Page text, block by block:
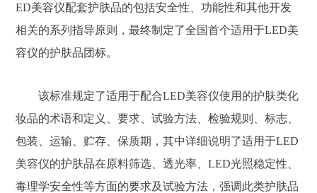
ED美容仪配套护肤品的包括安全性、功能性和其他开发
相关的系列指导原则，最终制定了全国首个适用于LED美
容仪的护肤品团标。
该标准规定了适用于配合LED美容仪使用的护肤类化
妆品的术语和定义、要求、试验方法、检验规则、标志、
包装、运输、贮存、保质期，其中详细说明了适用于LED
美容仪的护肤品在原料筛选、透光率、LED光照稳定性、
毒理学安全性等方面的要求及试验方法，强调此类护肤品